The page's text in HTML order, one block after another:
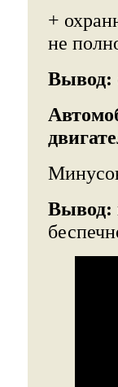
+
не
Вывод:
Вывод: